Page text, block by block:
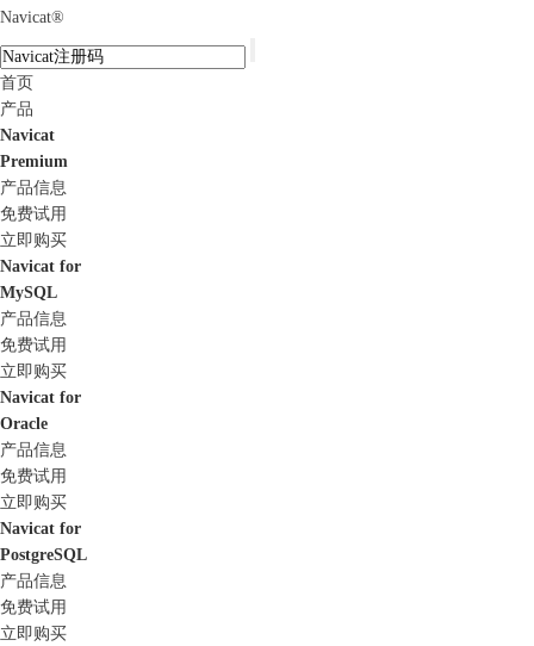
Navicat®
首页
产品
Navicat
Premium
产品信息
免费试用
立即购买
Navicat for
MySQL
产品信息
免费试用
立即购买
Navicat for
Oracle
产品信息
免费试用
立即购买
Navicat for
PostgreSQL
产品信息
免费试用
立即购买